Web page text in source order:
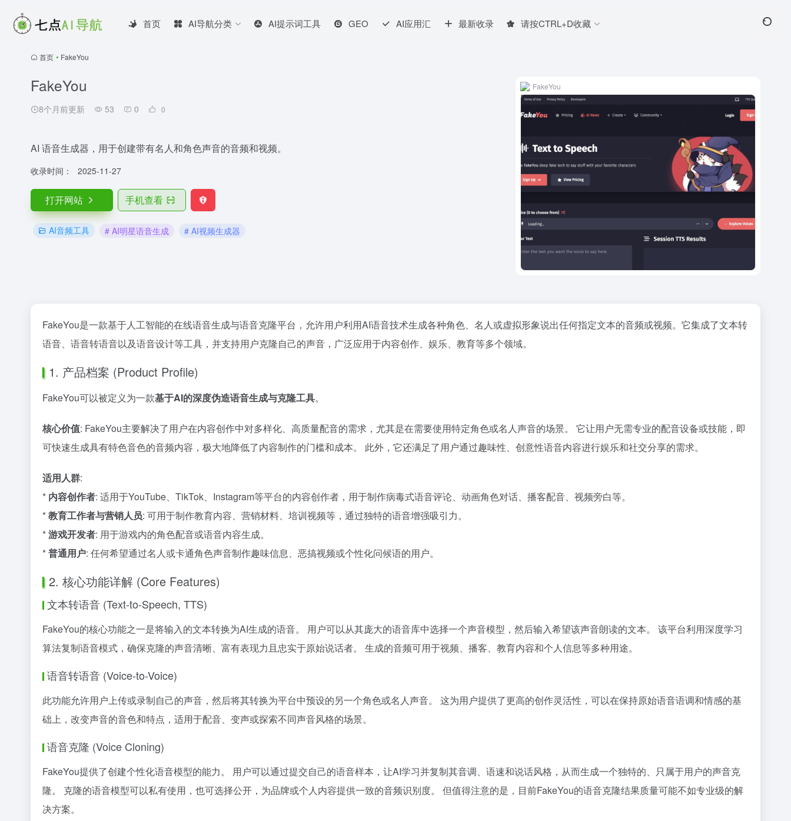
首页 AI导航分类 AI提示词工具 GEO AI应用汇 最新收录 请按CTRL+D收藏
首页 • FakeYou
FakeYou
8个月前更新 53 0 0
AI 语音生成器，用于创建带有名人和角色声音的音频和视频。
收录时间： 2025-11-27
打开网站 手机查看
AI音频工具 # AI明星语音生成 # AI视频生成器
FakeYou
FakeYou是一款基于人工智能的在线语音生成与语音克隆平台，允许用户利用AI语音技术生成各种角色、名人或虚拟形象说出任何指定文本的音频或视频。它集成了文本转
语音、语音转语音以及语音设计等工具，并支持用户克隆自己的声音，广泛应用于内容创作、娱乐、教育等多个领域。
1. 产品档案 (Product Profile)
FakeYou可以被定义为一款基于AI的深度伪造语音生成与克隆工具。
核心价值: FakeYou主要解决了用户在内容创作中对多样化、高质量配音的需求，尤其是在需要使用特定角色或名人声音的场景。 它让用户无需专业的配音设备或技能，即
可快速生成具有特色音色的音频内容，极大地降低了内容制作的门槛和成本。 此外，它还满足了用户通过趣味性、创意性语音内容进行娱乐和社交分享的需求。
适用人群:
* 内容创作者: 适用于YouTube、TikTok、Instagram等平台的内容创作者，用于制作病毒式语音评论、动画角色对话、播客配音、视频旁白等。
*教育工作者与营销人员: 可用于制作教育内容、营销材料、培训视频等，通过独特的语音增强吸引力。
*游戏开发者: 用于游戏内的角色配音或语音内容生成。
*普通用户: 任何希望通过名人或卡通角色声音制作趣味信息、恶搞视频或个性化问候语的用户。
2. 核心功能详解 (Core Features)
文本转语音 (Text-to-Speech, TTS)
FakeYou的核心功能之一是将输入的文本转换为AI生成的语音。 用户可以从其庞大的语音库中选择一个声音模型，然后输入希望该声音朗读的文本。 该平台利用深度学习
算法复制语音模式，确保克隆的声音清晰、富有表现力且忠实于原始说话者。 生成的音频可用于视频、播客、教育内容和个人信息等多种用途。
语音转语音 (Voice-to-Voice)
此功能允许用户上传或录制自己的声音，然后将其转换为平台中预设的另一个角色或名人声音。 这为用户提供了更高的创作灵活性，可以在保持原始语音语调和情感的基
础上，改变声音的音色和特点，适用于配音、变声或探索不同声音风格的场景。
语音克隆 (Voice Cloning)
FakeYou提供了创建个性化语音模型的能力。 用户可以通过提交自己的语音样本，让AI学习并复制其音调、语速和说话风格，从而生成一个独特的、只属于用户的声音克
隆。 克隆的语音模型可以私有使用，也可选择公开，为品牌或个人内容提供一致的音频识别度。 但值得注意的是，目前FakeYou的语音克隆结果质量可能不如专业级的解
决方案。